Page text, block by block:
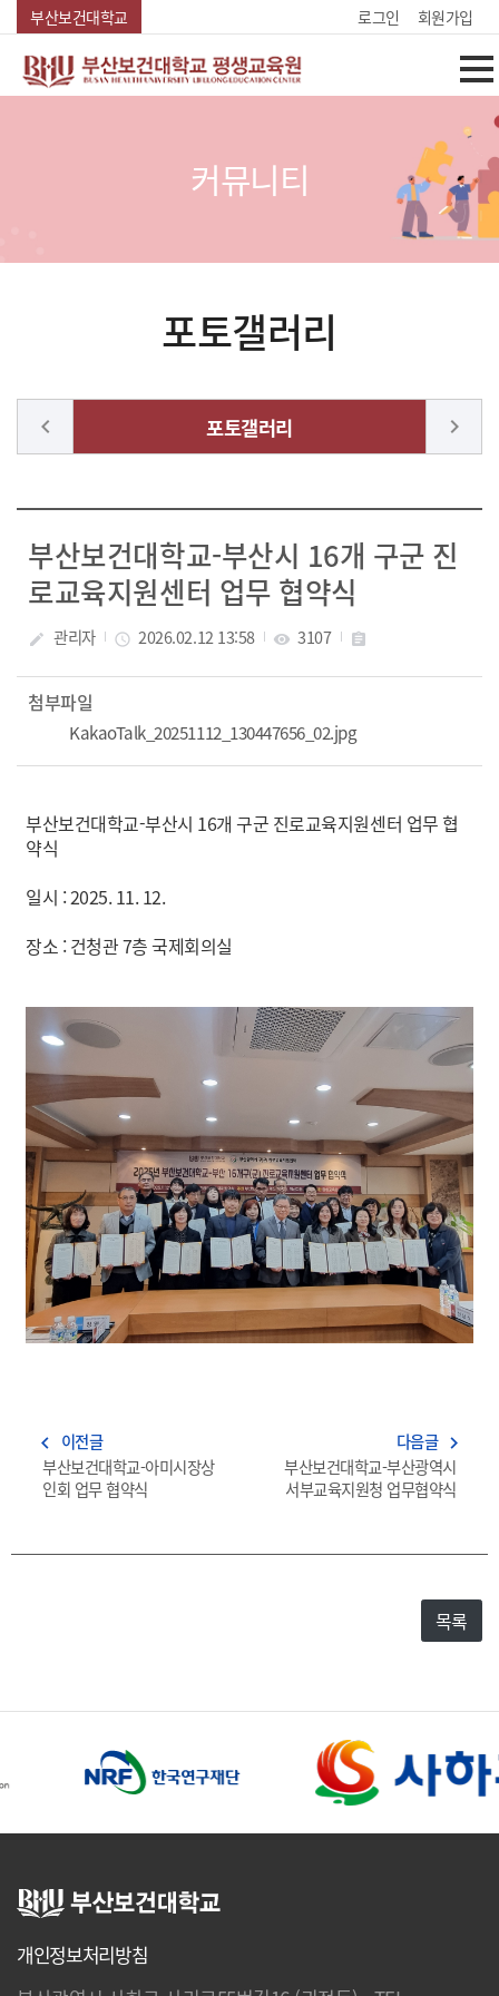
Skip Menu
부산보건대학교 로그인 회원가입
커뮤니티
포토갤러리
포토갤러리
chevron_left chevron_right
부산보건대학교-부산시 16개 구군 진
로교육지원센터 업무 협약식
create 관리자 access_time 2026.02.12 13:58 visibility 3107 assignment
첨부파일
KakaoTalk_20251112_130447656_02.jpg
부산보건대학교-부산시 16개 구군 진로교육지원센터 업무 협
약식
일시 : 2025. 11. 12.
장소 : 건청관 7층 국제회의실
navigate_before 이전글
부산보건대학교-아미시장상
인회 업무 협약식
다음글 navigate_next
부산보건대학교-부산광역시
서부교육지원청 업무협약식
목록
개인정보처리방침